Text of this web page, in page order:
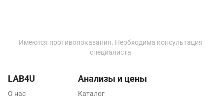
Подольск
Пушкин
Имеются противопоказания. Необходима консультация
специалиста
LAB4U
О нас
Анализы и цены
Каталог